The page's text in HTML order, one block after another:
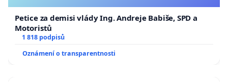
Petice za demisi vlády Ing. Andreje Babiše, SPD a
Motoristů
1 818 podpisů
Oznámení o transparentnosti